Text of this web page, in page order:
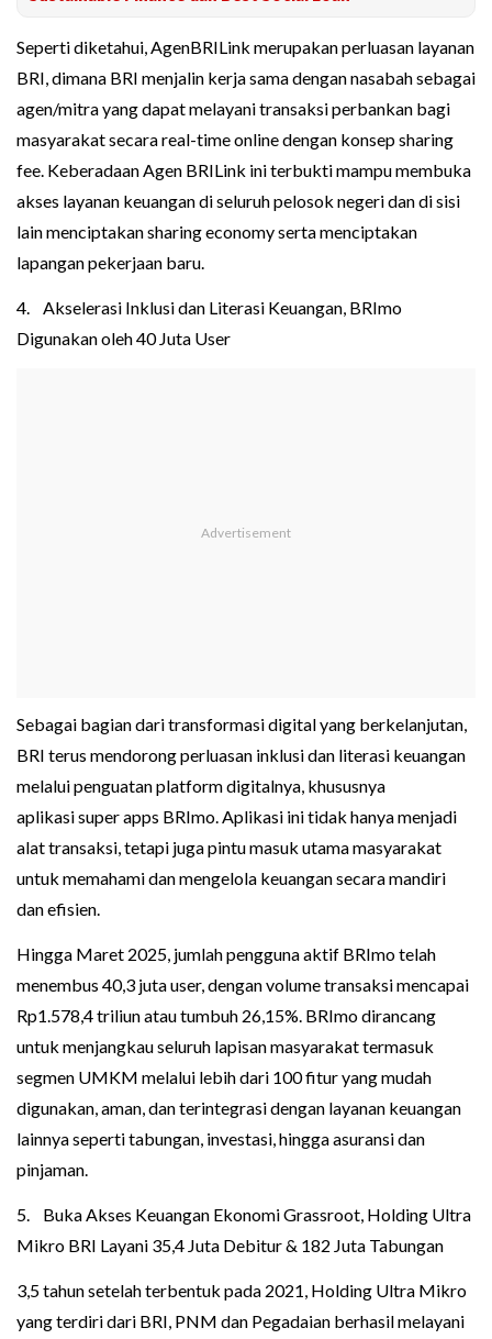
Seperti diketahui, AgenBRILink merupakan perluasan layanan
BRI, dimana BRI menjalin kerja sama dengan nasabah sebagai
agen/mitra yang dapat melayani transaksi perbankan bagi
masyarakat secara real-time online dengan konsep sharing
fee. Keberadaan Agen BRILink ini terbukti mampu membuka
akses layanan keuangan di seluruh pelosok negeri dan di sisi
lain menciptakan sharing economy serta menciptakan
lapangan pekerjaan baru.
4. Akselerasi Inklusi dan Literasi Keuangan, BRImo
Digunakan oleh 40 Juta User
Sebagai bagian dari transformasi digital yang berkelanjutan,
BRI terus mendorong perluasan inklusi dan literasi keuangan
melalui penguatan platform digitalnya, khususnya
aplikasi super apps BRImo. Aplikasi ini tidak hanya menjadi
alat transaksi, tetapi juga pintu masuk utama masyarakat
untuk memahami dan mengelola keuangan secara mandiri
dan efisien.
Hingga Maret 2025, jumlah pengguna aktif BRImo telah
menembus 40,3 juta user, dengan volume transaksi mencapai
Rp1.578,4 triliun atau tumbuh 26,15%. BRImo dirancang
untuk menjangkau seluruh lapisan masyarakat termasuk
segmen UMKM melalui lebih dari 100 fitur yang mudah
digunakan, aman, dan terintegrasi dengan layanan keuangan
lainnya seperti tabungan, investasi, hingga asuransi dan
pinjaman.
5. Buka Akses Keuangan Ekonomi Grassroot, Holding Ultra
Mikro BRI Layani 35,4 Juta Debitur & 182 Juta Tabungan
3,5 tahun setelah terbentuk pada 2021, Holding Ultra Mikro
yang terdiri dari BRI, PNM dan Pegadaian berhasil melayani